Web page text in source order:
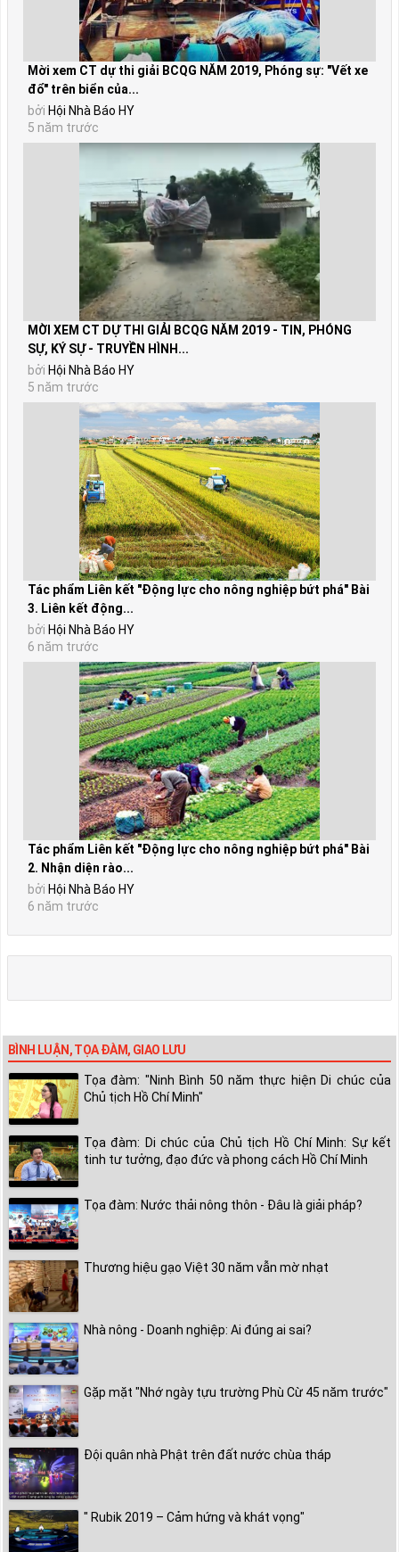
Mời xem CT dự thi giải BCQG NĂM 2019, Phóng sự: "Vết xe
đổ" trên biển của...
bởi Hội Nhà Báo HY
5 năm trước
MỜI XEM CT DỰ THI GIẢI BCQG NĂM 2019 - TIN, PHÓNG
SỰ, KÝ SỰ - TRUYỀN HÌNH...
bởi Hội Nhà Báo HY
5 năm trước
Tác phẩm Liên kết "Động lực cho nông nghiệp bứt phá" Bài
3. Liên kết động...
bởi Hội Nhà Báo HY
6 năm trước
Tác phẩm Liên kết "Động lực cho nông nghiệp bứt phá" Bài
2. Nhận diện rào...
bởi Hội Nhà Báo HY
6 năm trước
BÌNH LUẬN, TỌA ĐÀM, GIAO LƯU
Tọa đàm: "Ninh Bình 50 năm thực hiện Di chúc của
Chủ tịch Hồ Chí Minh"
Tọa đàm: Di chúc của Chủ tịch Hồ Chí Minh: Sự kết
tinh tư tưởng, đạo đức và phong cách Hồ Chí Minh
Tọa đàm: Nước thải nông thôn - Đâu là giải pháp?
Thương hiệu gạo Việt 30 năm vẫn mờ nhạt
Nhà nông - Doanh nghiệp: Ai đúng ai sai?
Gặp mặt "Nhớ ngày tựu trường Phù Cừ 45 năm trước"
Đội quân nhà Phật trên đất nước chùa tháp
" Rubik 2019 – Cảm hứng và khát vọng"